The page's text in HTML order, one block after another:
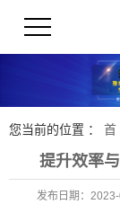
您当前的位置 ： 首
提升效率
发布日期：